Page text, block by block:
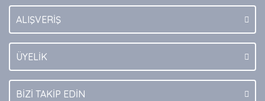
ALIŞVERİŞ
ÜYELİK
BİZİ TAKİP EDİN